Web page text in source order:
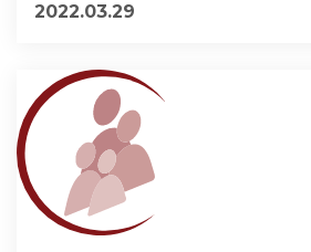
2022.03.29